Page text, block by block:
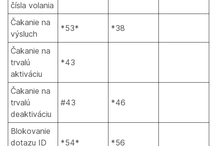
čísla volania
Čakanie na
výsluch
*53* *38
Čakanie na
trvalú
aktiváciu
*43
Čakanie na
trvalú
deaktiváciu
#43 *46
Blokovanie
dotazu ID
*54* *56